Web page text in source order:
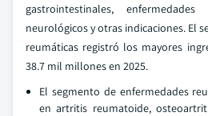
gastrointestinales,
neurológicos y otras indicaciones. El
reumáticas registró los mayores
38.7 mil millones en 2025.
El segmento de enfermedades
en artritis reumatoide,